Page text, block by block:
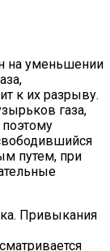
на уменьшении
к их разрыву.
газа,
путем, при
Привыкания